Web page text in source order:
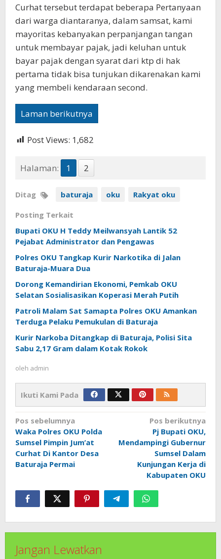
Curhat tersebut terdapat beberapa Pertanyaan
dari warga diantaranya, dalam samsat, kami
mayoritas kebanyakan perpanjangan tangan
untuk membayar pajak, jadi keluhan untuk
bayar pajak dengan syarat dari ktp di hak
pertama tidak bisa tunjukan dikarenakan kami
yang membeli kendaraan second.
Laman berikutnya
Post Views: 1,682
Halaman: 1 2
Ditag baturaja oku Rakyat oku
Posting Terkait
Bupati OKU H Teddy Meilwansyah Lantik 52
Pejabat Administrator dan Pengawas
Polres OKU Tangkap Kurir Narkotika di Jalan
Baturaja-Muara Dua
Dorong Kemandirian Ekonomi, Pemkab OKU
Selatan Sosialisasikan Koperasi Merah Putih
Patroli Malam Sat Samapta Polres OKU Amankan
Terduga Pelaku Pemukulan di Baturaja
Kurir Narkoba Ditangkap di Baturaja, Polisi Sita
Sabu 2,17 Gram dalam Kotak Rokok
oleh admin
Ikuti Kami Pada
Navigasi
pos
Pos sebelumnya
Waka Polres OKU Polda
Sumsel Pimpin Jum’at
Curhat Di Kantor Desa
Baturaja Permai
Pos berikutnya
Pj Bupati OKU,
Mendampingi Gubernur
Sumsel Dalam
Kunjungan Kerja di
Kabupaten OKU
Jangan Lewatkan